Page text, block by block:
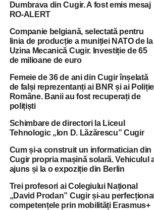
Dumbrava din Cugir. A fost emis mesaj
RO-ALERT
Companie belgiană, selectată pentru
linia de producție a muniției NATO de la
Uzina Mecanică Cugir. Investiție de 65
de milioane de euro
Femeie de 36 de ani din Cugir înșelată
de falși reprezentanți ai BNR și ai
Române. Banii au fost recuperați de
polițiști
Schimbare de directori la Liceul
Tehnologic „Ion D. Lăzărescu” Cugir
Cum și-a construit un informatician din
Cugir propria mașină solară. Vehiculul
ajuns și la o expoziție din Berlin
Trei profesori ai Colegiului Național
„David Prodan” Cugir și-au
competențele prin mobilități Erasmus+